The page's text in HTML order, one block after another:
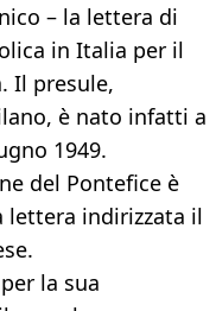
– la lettera di
in Italia per il
Il presule,
è nato infatti a
1949.
del Pontefice è
lettera indirizzata il
la sua